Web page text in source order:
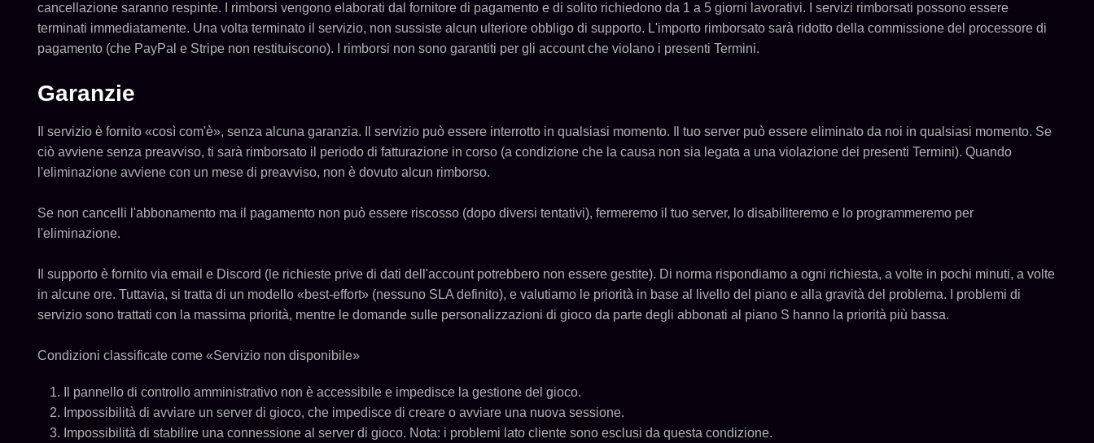
cancellazione saranno respinte. I rimborsi vengono elaborati dal fornitore di pagamento e di solito richiedono da 1 a 5 giorni lavorativi. I servizi rimborsati possono essere
terminati immediatamente. Una volta terminato il servizio, non sussiste alcun ulteriore obbligo di supporto. L'importo rimborsato sarà ridotto della commissione del processore di
pagamento (che PayPal e Stripe non restituiscono). I rimborsi non sono garantiti per gli account che violano i presenti Termini.
Garanzie
Il servizio è fornito «così com'è», senza alcuna garanzia. Il servizio può essere interrotto in qualsiasi momento. Il tuo server può essere eliminato da noi in qualsiasi momento. Se
ciò avviene senza preavviso, ti sarà rimborsato il periodo di fatturazione in corso (a condizione che la causa non sia legata a una violazione dei presenti Termini). Quando
l'eliminazione avviene con un mese di preavviso, non è dovuto alcun rimborso.
Se non cancelli l'abbonamento ma il pagamento non può essere riscosso (dopo diversi tentativi), fermeremo il tuo server, lo disabiliteremo e lo programmeremo per
l'eliminazione.
Il supporto è fornito via email e Discord (le richieste prive di dati dell'account potrebbero non essere gestite). Di norma rispondiamo a ogni richiesta, a volte in pochi minuti, a volte
in alcune ore. Tuttavia, si tratta di un modello «best-effort» (nessuno SLA definito), e valutiamo le priorità in base al livello del piano e alla gravità del problema. I problemi di
servizio sono trattati con la massima priorità, mentre le domande sulle personalizzazioni di gioco da parte degli abbonati al piano S hanno la priorità più bassa.
Condizioni classificate come «Servizio non disponibile»
Il pannello di controllo amministrativo non è accessibile e impedisce la gestione del gioco.
Impossibilità di avviare un server di gioco, che impedisce di creare o avviare una nuova sessione.
Impossibilità di stabilire una connessione al server di gioco. Nota: i problemi lato cliente sono esclusi da questa condizione.